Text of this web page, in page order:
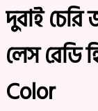
দুবাই
লেস রেডি
Color